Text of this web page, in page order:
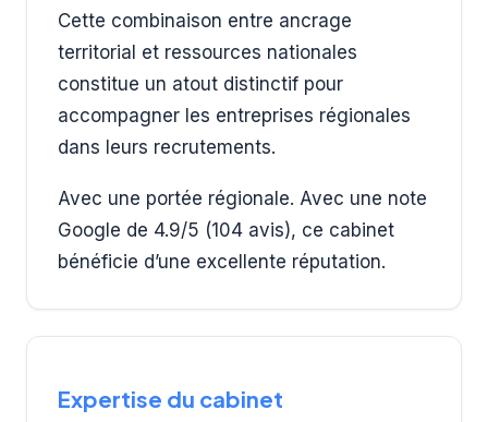
Cette combinaison entre ancrage
territorial et ressources nationales
constitue un atout distinctif pour
accompagner les entreprises régionales
dans leurs recrutements.
Avec une portée régionale. Avec une note
Google de 4.9/5 (104 avis), ce cabinet
bénéficie d’une excellente réputation.
Expertise du cabinet